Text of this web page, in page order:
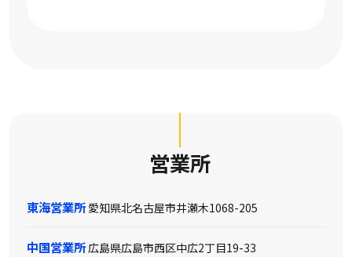
営業所
東海営業所 愛知県北名古屋市井瀬木1068-205
中国営業所広島県広島市西区中広2丁目19-33